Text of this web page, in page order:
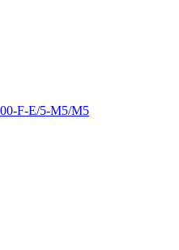
F-E/5-M5/M5